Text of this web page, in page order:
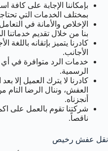
بإمكاننا الإجابة على كافة
بمختلف الخدمات التي
الإخلاص والأمانة في
بنا من خلال تقديم خدماتنا
كادرنا يتميز بإتقانه باللغة
الأجانب.
خدمات الرد متوافرة في
الرسمية.
كادرنا لا يترك العميل إلا
العفش، وننال الرضا
أنجزناه.
شركتنا تقوم بالعمل على
ناقصاً.
نقل عفش رخيص